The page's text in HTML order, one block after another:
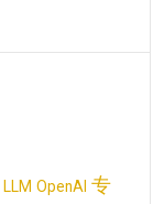
LLM OpenAI 专